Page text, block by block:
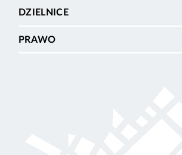
DZIELNICE
PRAWO